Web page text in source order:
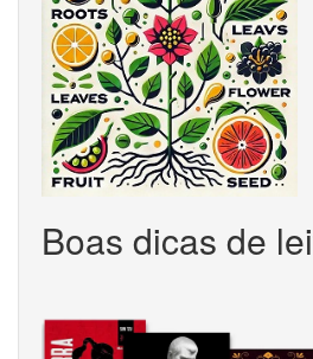
Boas dicas de